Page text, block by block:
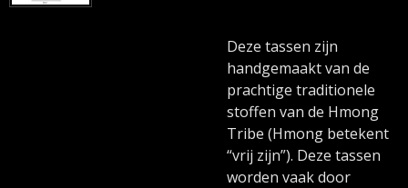
Deze tassen zijn
handgemaakt van de
prachtige traditionele
stoffen van de Hmong
Tribe (Hmong betekent
“vrij zijn”). Deze tassen
worden vaak door